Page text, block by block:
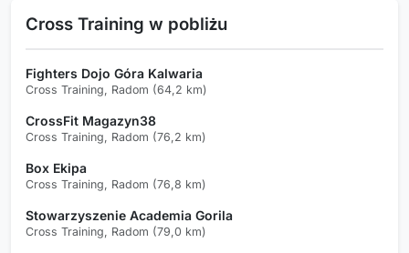
Cross Training w pobliżu
Fighters Dojo Góra Kalwaria
Cross Training, Radom (64,2 km)
️CrossFit Magazyn38
Cross Training, Radom (76,2 km)
Box Ekipa
Cross Training, Radom (76,8 km)
Stowarzyszenie Academia Gorila
Cross Training, Radom (79,0 km)